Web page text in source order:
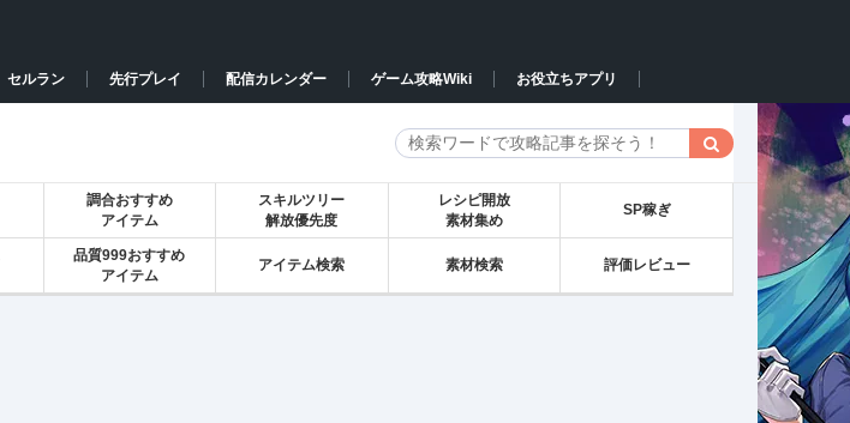
セルラン 先行プレイ 配信カレンダー ゲーム攻略Wiki お役立ちアプリ
調合おすすめ
アイテム
スキルツリー
解放優先度
レシピ開放
素材集め
SP稼ぎ
品質999おすすめ
アイテム
アイテム検索 素材検索 評価レビュー